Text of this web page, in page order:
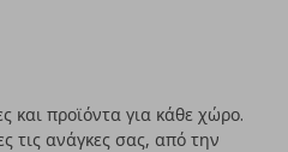
και προϊόντα για κάθε χώρο.
τις ανάγκες σας, από την